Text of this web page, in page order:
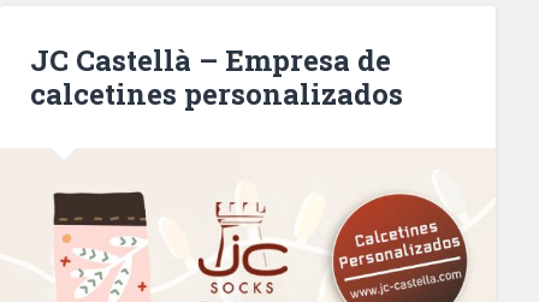
JC Castellà – Empresa de
calcetines personalizados